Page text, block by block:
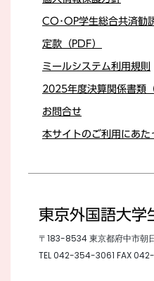
CO･OP学生総合共済勧
定款（PDF）
ミールシステム利用規則
2025年度決算関係書類
お問合せ
本サイトのご利用にあた
東京外国語大学
〒183-8534 東京都府中市朝
TEL042-354-3061 FAX